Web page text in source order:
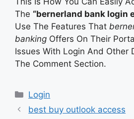
The “bernerland bank login
Use The Features That
banking Offers On Their
Issues With Login And Other
The Comment Section.
Categories
Login
best buy outlook access